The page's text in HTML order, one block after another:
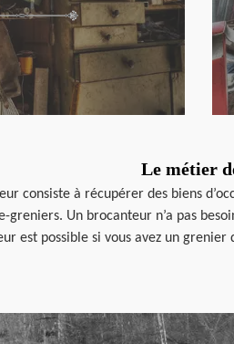
Le métier
consiste à récupérer des biens
greniers. Un brocanteur n’a pas
est possible si vous avez un